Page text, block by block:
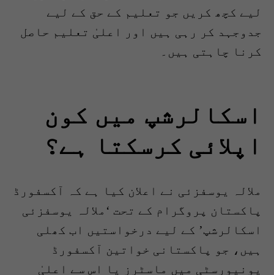
لیے کچھ کریں جو تعلیم کے حق کے لیے
جدوجہد کر رہی ہیں اور اعلیٰ تعلیم حاصل
کرنا چاہتی ہیں۔
اسکالرشپ میں کون
اپلائی کرسکتا ہے؟
ملالہ یوسفزئی نے اعلان کیا ہے کہ آکسفورڈ
پاکستان پروگرام کے تحت ‘ملالہ یوسفزئی
اسکالرشپ’ کے لیے درخواستیں اب کھلی
ہیں، جو پاکستانی خواتین آکسفورڈ
یونیورسٹی میں ماسٹرز یا اس سے اعلیٰ